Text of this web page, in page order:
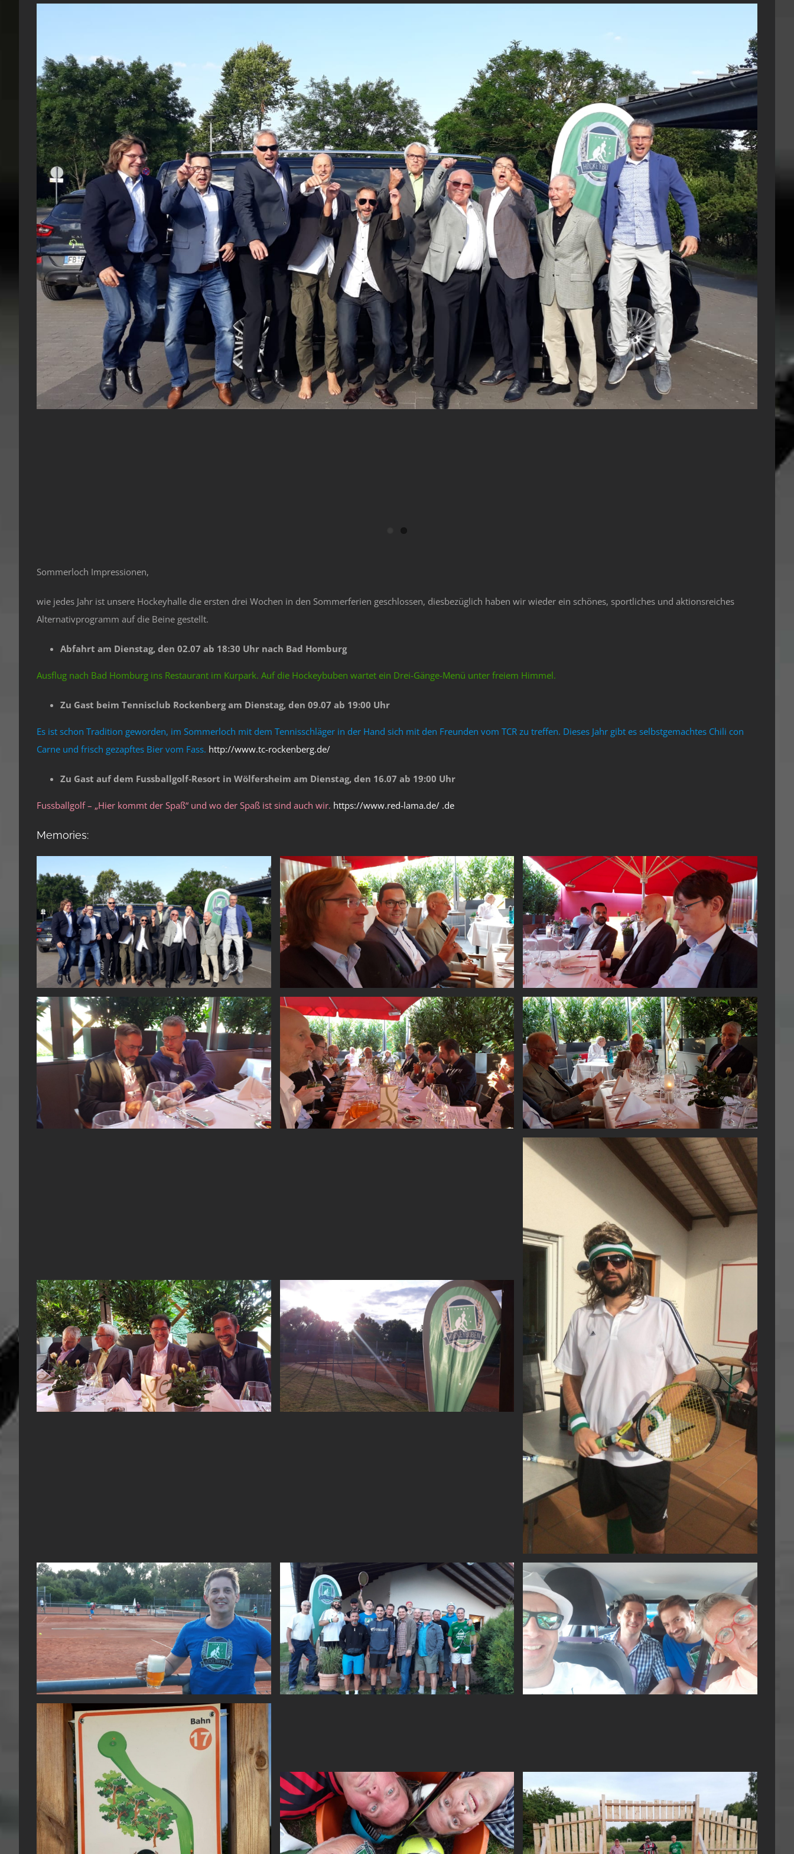
Sommerloch Impressionen,
wie jedes Jahr ist unsere Hockeyhalle die ersten drei Wochen in den Sommerferien geschlossen, diesbezüglich haben wir wieder ein schönes, sportliches und aktionsreiches
Alternativprogramm auf die Beine gestellt.
Abfahrt am Dienstag, den 02.07 ab 18:30 Uhr nach Bad Homburg
Ausflug nach Bad Homburg ins Restaurant im Kurpark. Auf die Hockeybuben wartet ein Drei-Gänge-Menü unter freiem Himmel.
Zu Gast beim Tennisclub Rockenberg am Dienstag, den 09.07 ab 19:00 Uhr
Es ist schon Tradition geworden, im Sommerloch mit dem Tennisschläger in der Hand sich mit den Freunden vom TCR zu treffen. Dieses Jahr gibt es selbstgemachtes Chili con
Carne und frisch gezapftes Bier vom Fass. http://www.tc-rockenberg.de/
Zu Gast auf dem Fussballgolf-Resort in Wölfersheim am Dienstag, den 16.07 ab 19:00 Uhr
Fussballgolf – „Hier kommt der Spaß“ und wo der Spaß ist sind auch wir. https://www.red-lama.de/ .de
Memories: